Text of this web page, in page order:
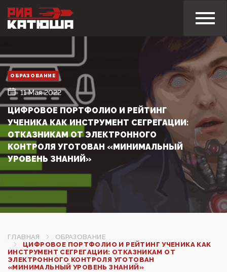
ОБРАЗОВАНИЕ
11 Мая 2022
ЦИФРОВОЕ ПОРТФОЛИО И РЕЙТИНГ
УЧЕНИКА КАК ИНСТРУМЕНТ СЕГРЕГАЦИИ:
ОТКАЗНИКАМ ОТ ЭЛЕКТРОННОГО
КОНТРОЛЯ УГОТОВАН «МИНИМАЛЬНЫЙ
УРОВЕНЬ ЗНАНИЙ»
ГЛАВНАЯ
ОБРАЗОВАНИЕ
ЦИФРОВОЕ ПОРТФОЛИО И РЕЙТИНГ УЧЕНИКА КАК
ИНСТРУМЕНТ СЕГРЕГАЦИИ: ОТКАЗНИКАМ ОТ
ЭЛЕКТРОННОГО КОНТРОЛЯ УГОТОВАН
«МИНИМАЛЬНЫЙ УРОВЕНЬ ЗНАНИЙ»